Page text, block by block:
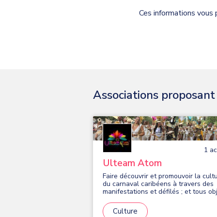
Ces informations vous
Associations
1
Ulteam Atom
Faire découvrir et promouvoir la
du carnaval caribéens à travers des
manifestations et défilés ; et tous
ou susceptibles d'en favoriser la
réalisation ou le développement
Culture